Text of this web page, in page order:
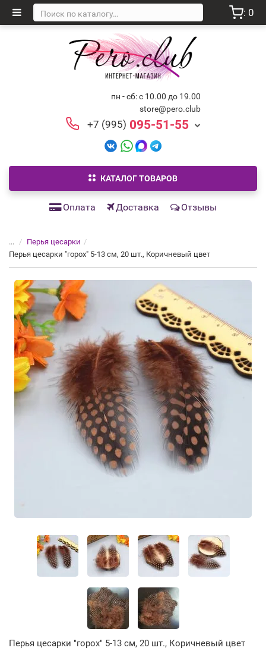
: 0
пн - сб: с 10.00 до 19.00
store@pero.club
+7 (995) 095-51-55
КАТАЛОГ ТОВАРОВ
Оплата Доставка Отзывы
...
Перья цесарки
Перья цесарки "горох" 5-13 см, 20 шт., Коричневый цвет
Перья цесарки "горох" 5-13 см, 20 шт., Коричневый цвет